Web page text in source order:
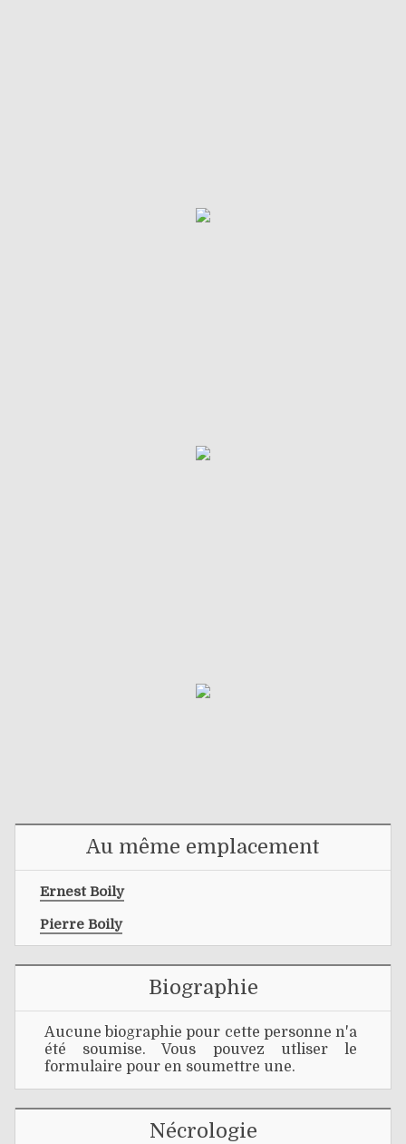
Au même emplacement
Ernest Boily
Pierre Boily
Biographie
Aucune biographie pour cette personne n'a
été soumise. Vous pouvez utliser le
formulaire pour en soumettre une.
Nécrologie